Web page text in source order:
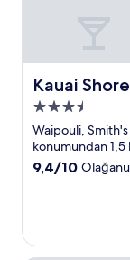
Kauai
Kauai Shores
3.5
yıldızlı
konaklama
yeri
Waipouli,
konumundan
10
yorum)
9,4/10